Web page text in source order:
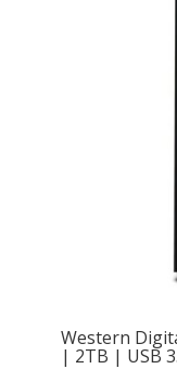
Western
| 2TB | USB